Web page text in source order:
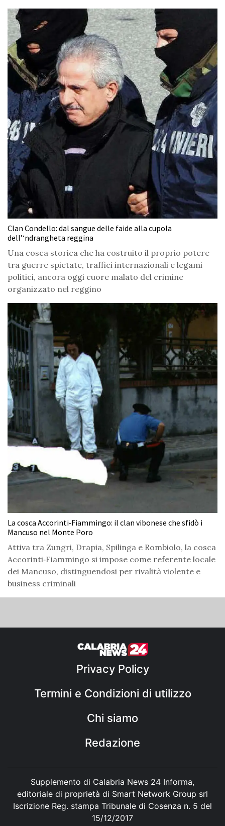
Clan Condello: dal sangue delle faide alla cupola
dell’‘ndrangheta reggina
Una cosca storica che ha costruito il proprio potere
tra guerre spietate, traffici internazionali e legami
politici, ancora oggi cuore malato del crimine
organizzato nel reggino
La cosca Accorinti‑Fiammingo: il clan vibonese che sfidò i
Mancuso nel Monte Poro
Attiva tra Zungri, Drapia, Spilinga e Rombiolo, la cosca
Accorinti‑Fiammingo si impose come referente locale
dei Mancuso, distinguendosi per rivalità violente e
business criminali
Privacy Policy
Termini e Condizioni di utilizzo
Chi siamo
Redazione
Supplemento di Calabria News 24 Informa,
editoriale di proprietà di Smart Network Group srl
Iscrizione Reg. stampa Tribunale di Cosenza n. 5 del
15/12/2017